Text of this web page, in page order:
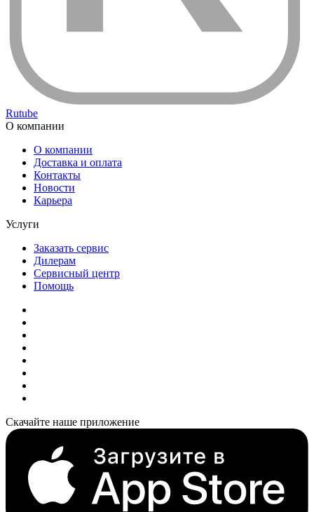
Rutube
О компании
О компании
Доставка и оплата
Контакты
Новости
Карьера
Услуги
Заказать сервис
Дилерам
Сервисный центр
Помощь
Скачайте наше приложение